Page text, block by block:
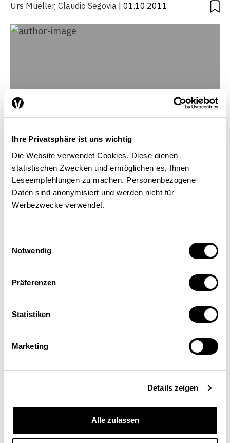
Ihre Privatsphäre ist uns wichtig
Die Website verwendet Cookies. Diese dienen
statistischen Zwecken und ermöglichen es, Ihnen
Leseempfehlungen zu machen. Personenbezogene
Daten sind anonymisiert und werden nicht für
Werbezwecke verwendet.
Notwendig
Präferenzen
Statistiken
Marketing
Details zeigen
Alle zulassen
Urs Mueller, Claudio Segovia | 01.10.2011
Claudio Segovia
Directeur et chef économiste, BAK Basel
Schweizerische
Confédération suisse
Confederazione Svizzera